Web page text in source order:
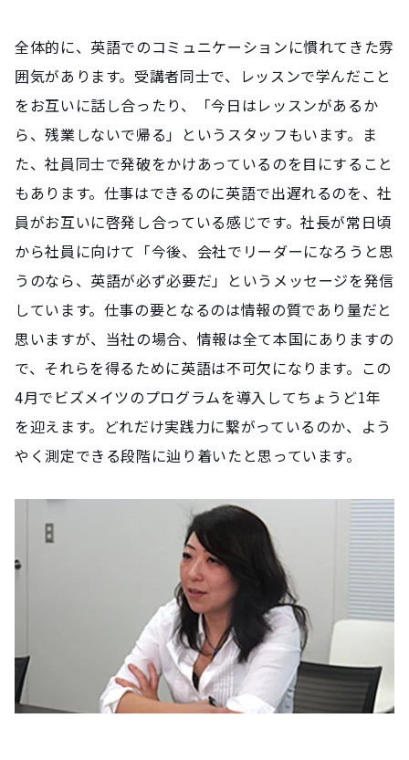
全体的に、英語でのコミュニケーションに慣れてきた雰
囲気があります。受講者同士で、レッスンで学んだこと
をお互いに話し合ったり、「今日はレッスンがあるか
ら、残業しないで帰る」というスタッフもいます。ま
た、社員同士で発破をかけあっているのを目にすること
もあります。仕事はできるのに英語で出遅れるのを、社
員がお互いに啓発し合っている感じです。社長が常日頃
から社員に向けて「今後、会社でリーダーになろうと思
うのなら、英語が必ず必要だ」というメッセージを発信
しています。仕事の要となるのは情報の質であり量だと
思いますが、当社の場合、情報は全て本国にありますの
で、それらを得るために英語は不可欠になります。この
4月でビズメイツのプログラムを導入してちょうど1年
を迎えます。どれだけ実践力に繋がっているのか、よう
やく測定できる段階に辿り着いたと思っています。